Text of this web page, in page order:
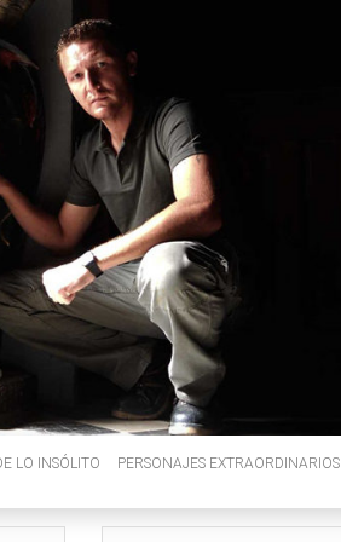
LO INSÓLITO PERSONAJES EXTRAORDINARIOS